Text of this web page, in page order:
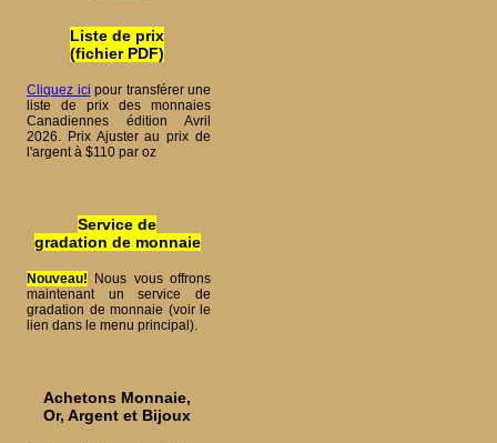
Liste de prix
(fichier PDF)
Cliquez ici pour transférer une
liste de prix des monnaies
Canadiennes édition Avril
2026. Prix Ajuster au prix de
l'argent à $110 par oz
Service de
gradation de monnaie
Nouveau! Nous vous offrons
maintenant un service de
gradation de monnaie (voir le
lien dans le menu principal).
Achetons Monnaie,
Or, Argent et Bijoux